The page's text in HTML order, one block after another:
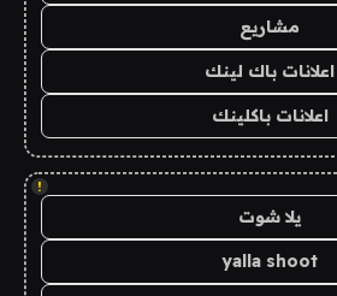
مشاريع
اعلانات باك لينك
اعلانات باكلينك
!
يلا شوت
yalla shoot